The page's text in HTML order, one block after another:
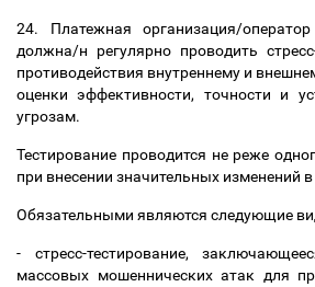
24. Платежная организация/
должна/н регулярно проводить
противодействия внутреннему и
оценки эффективности, точности и
угрозам.
Тестирование проводится не реже
при внесении значительных изменений в
Обязательными являются следующие
- стресс-тестирование,
массовых мошеннических атак для